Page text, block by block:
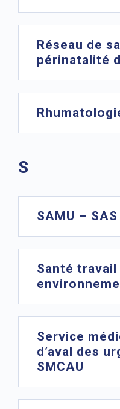
Réseau de
périnatalité
S
SAMU – SAS
Santé travail
Service
d’aval des
SMCAU